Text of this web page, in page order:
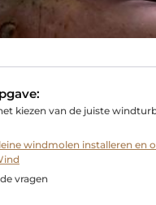
kiezen van de juiste
windmolen installeren en
vragen